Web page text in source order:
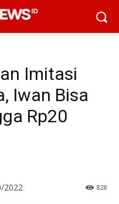
Imitasi
Iwan Bisa
Rp20
2022 828